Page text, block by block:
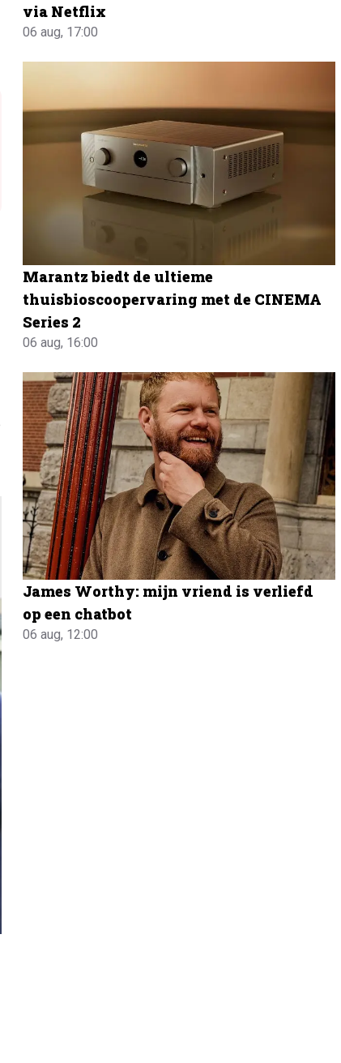
via Netflix
06 aug, 17:00
Marantz biedt de ultieme
thuisbioscoopervaring met de CINEMA
Series 2
06 aug, 16:00
James Worthy: mijn vriend is verliefd
op een chatbot
06 aug, 12:00